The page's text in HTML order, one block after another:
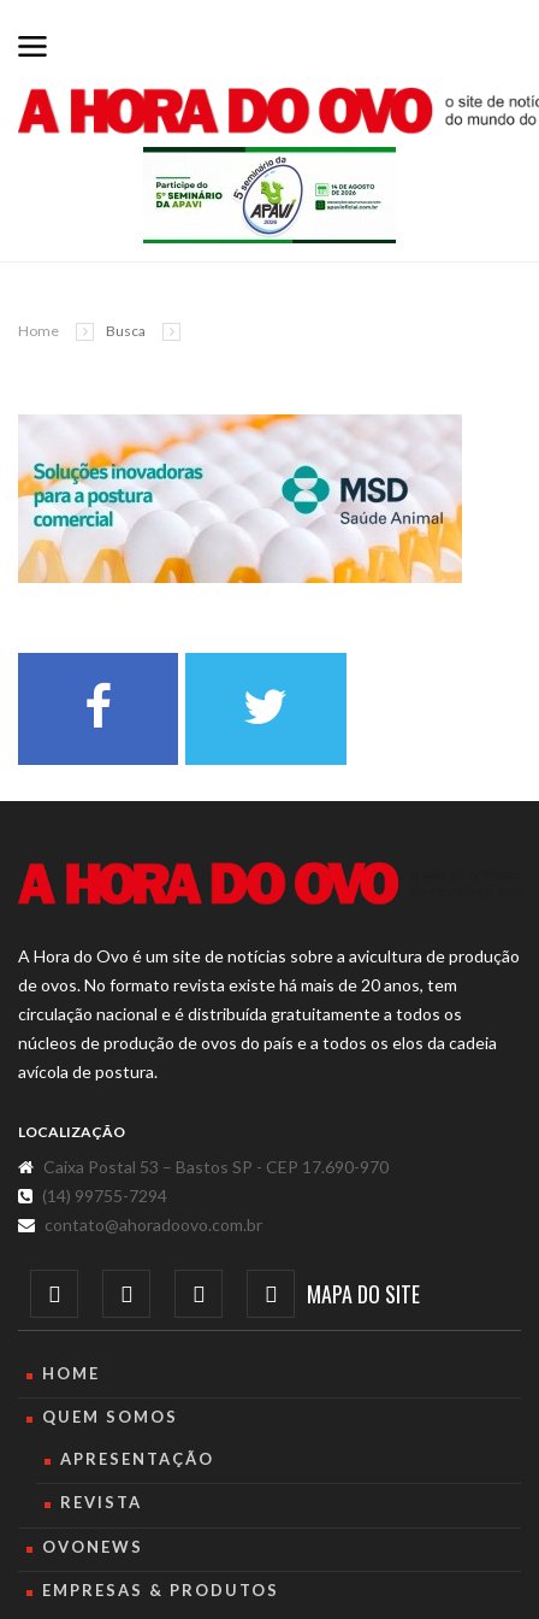
Home Busca
A Hora do Ovo é um site de notícias sobre a avicultura de produção
de ovos. No formato revista existe há mais de 20 anos, tem
circulação nacional e é distribuída gratuitamente a todos os
núcleos de produção de ovos do país e a todos os elos da cadeia
avícola de postura.
LOCALIZAÇÃO
Caixa Postal 53 – Bastos SP - CEP 17.690-970
(14) 99755-7294
contato@ahoradoovo.com.br
MAPA DO SITE
HOME
QUEM SOMOS
APRESENTAÇÃO
REVISTA
OVONEWS
EMPRESAS & PRODUTOS